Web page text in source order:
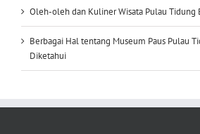
Oleh-oleh dan Kuliner Wisata Pulau Tidung
Berbagai Hal tentang Museum Paus Pulau
Diketahui